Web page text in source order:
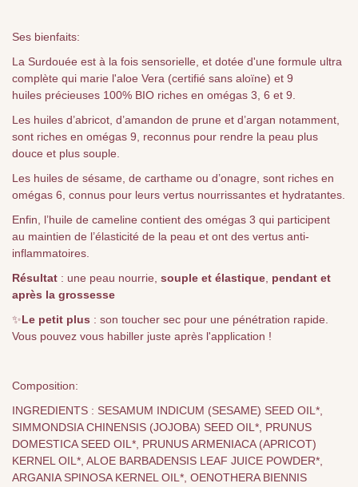
Ses bienfaits:
La Surdouée est à la fois sensorielle, et dotée d'une formule ultra
complète qui marie l'aloe Vera (certifié sans aloïne) et 9
huiles précieuses 100% BIO riches en omégas 3, 6 et 9.
Les huiles d’abricot, d’amandon de prune et d’argan notamment,
sont riches en omégas 9, reconnus pour rendre la peau plus
douce et plus souple.
Les huiles de sésame, de carthame ou d’onagre, sont riches en
omégas 6, connus pour leurs vertus nourrissantes et hydratantes.
Enfin, l’huile de cameline contient des omégas 3 qui participent
au maintien de l’élasticité de la peau et ont des vertus anti-
inflammatoires.
Résultat : une peau nourrie, souple et élastique pendant et
après la grossesse
✨Le petit plus : son toucher sec pour une pénétration rapide.
Vous pouvez vous habiller juste après l'application !
Composition:
INGREDIENTS : SESAMUM INDICUM (SESAME) SEED OIL*,
SIMMONDSIA CHINENSIS (JOJOBA) SEED OIL*, PRUNUS
DOMESTICA SEED OIL*, PRUNUS ARMENIACA (APRICOT)
KERNEL OIL*, ALOE BARBADENSIS LEAF JUICE POWDER*,
ARGANIA SPINOSA KERNEL OIL*, OENOTHERA BIENNIS